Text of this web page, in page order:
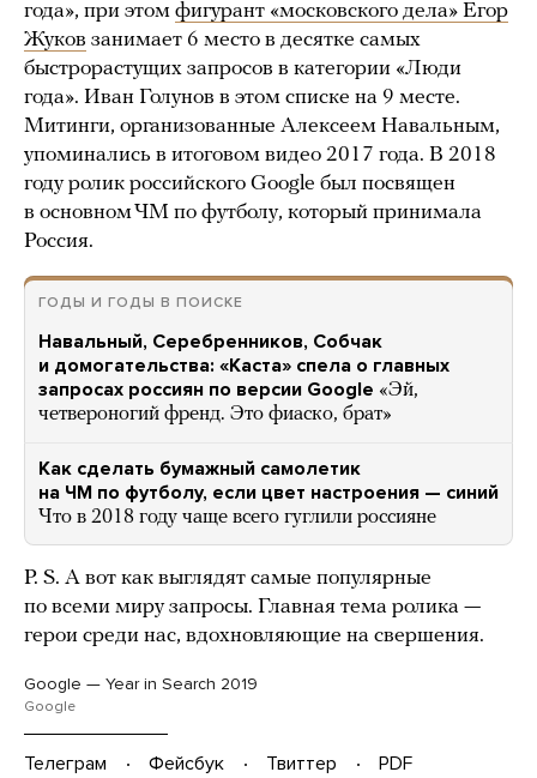
года», при этом фигурант «московского дела» Егор
Жуков занимает 6 место в десятке самых
быстрорастущих запросов в категории «Люди
года». Иван Голунов в этом списке на 9 месте.
Митинги, организованные Алексеем Навальным,
упоминались в итоговом видео 2017 года. В 2018
году ролик российского Google был посвящен
в основном ЧМ по футболу, который принимала
Россия.
ГОДЫ И ГОДЫ В ПОИСКЕ
Навальный, Серебренников, Собчак
и домогательства: «Каста» спела о главных
запросах россиян по версии Google «Эй,
четвероногий френд. Это фиаско, брат»
Как сделать бумажный самолетик
на ЧМ по футболу, если цвет настроения — синий
Что в 2018 году чаще всего гуглили россияне
P. S. А вот как выглядят самые популярные
по всеми миру запросы. Главная тема ролика —
герои среди нас, вдохновляющие на свершения.
Google — Year in Search 2019
Google
Телеграм Фейсбук Твиттер
PDF